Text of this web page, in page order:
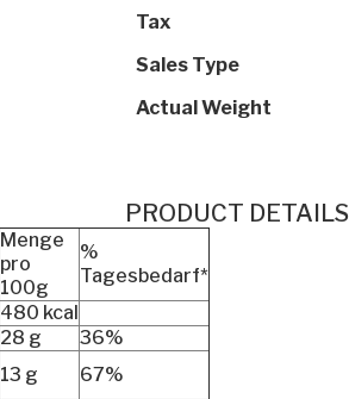
Tax
Sales Type
Actual Weight
PRODUCT DETAILS
Menge
pro
100g
%
Tagesbedarf*
480 kcal
28 g
36%
13 g
67%